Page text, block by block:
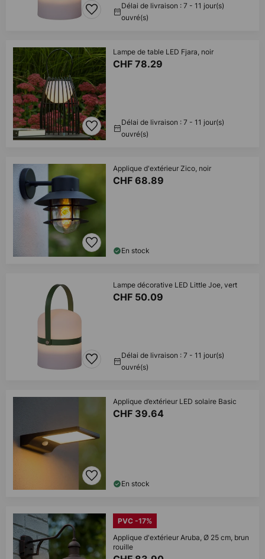
Délai de livraison : 7 - 11 jour(s)
ouvré(s)
Lampe de table LED Fjara, noir
CHF 78.29
Délai de livraison : 7 - 11 jour(s)
ouvré(s)
Applique d'extérieur Zico, noir
CHF 68.89
En stock
Lampe décorative LED Little Joe, vert
CHF 50.09
Délai de livraison : 7 - 11 jour(s)
ouvré(s)
Applique d’extérieur LED solaire Basic
CHF 39.64
En stock
PVC -17%
Applique d'extérieur Aruba, Ø 25 cm, brun
rouille